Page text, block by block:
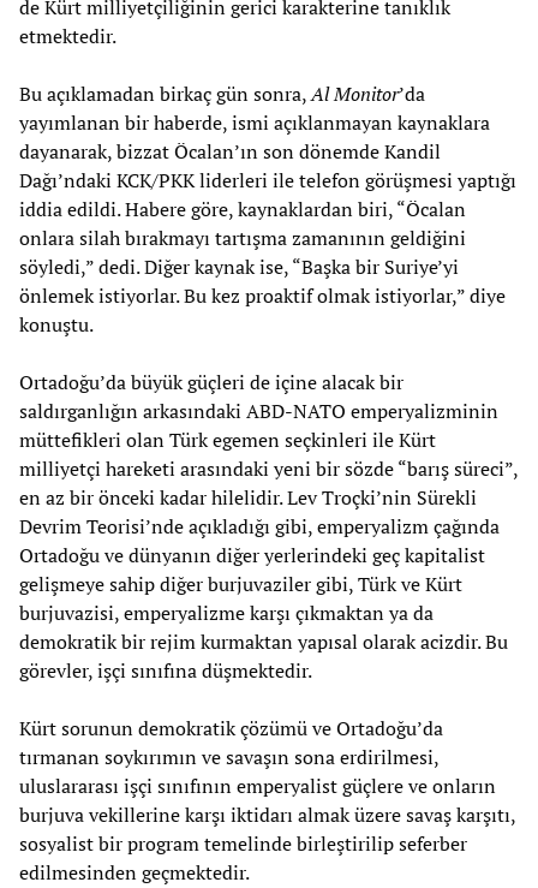
de Kürt milliyetçiliğinin gerici karakterine tanıklık
etmektedir.
Bu açıklamadan birkaç gün sonra,Al Monitor’da
yayımlanan bir haberde, ismi açıklanmayan kaynaklara
dayanarak, bizzat Öcalan’ın son dönemde Kandil
Dağı’ndaki KCK/PKK liderleri ile telefon görüşmesi yaptığı
iddia edildi. Habere göre, kaynaklardan biri, “Öcalan
onlara silah bırakmayı tartışma zamanının geldiğini
söyledi,” dedi. Diğer kaynak ise, “Başka bir Suriye’yi
önlemek istiyorlar. Bu kez proaktif olmak istiyorlar,” diye
konuştu.
Ortadoğu’da büyük güçleri de içine alacak bir
saldırganlığın arkasındaki ABD-NATO emperyalizminin
müttefikleri olan Türk egemen seçkinleri ile Kürt
milliyetçi hareketi arasındaki yeni bir sözde “barış süreci”,
en az bir önceki kadar hilelidir. Lev Troçki’nin Sürekli
Devrim Teorisi’nde açıkladığı gibi, emperyalizm çağında
Ortadoğu ve dünyanın diğer yerlerindeki geç kapitalist
gelişmeye sahip diğer burjuvaziler gibi, Türk ve Kürt
burjuvazisi, emperyalizme karşı çıkmaktan ya da
demokratik bir rejim kurmaktan yapısal olarak acizdir. Bu
görevler, işçi sınıfına düşmektedir.
Kürt sorunun demokratik çözümü ve Ortadoğu’da
tırmanan soykırımın ve savaşın sona erdirilmesi,
uluslararası işçi sınıfının emperyalist güçlere ve onların
burjuva vekillerine karşı iktidarı almak üzere savaş karşıtı,
sosyalist bir program temelinde birleştirilip seferber
edilmesinden geçmektedir.